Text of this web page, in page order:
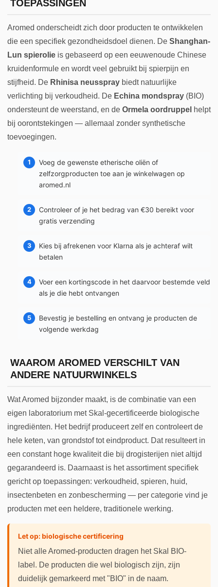
TOEPASSINGEN
Aromed onderscheidt zich door producten te ontwikkelen
die een specifiek gezondheidsdoel dienen. De Shanghan-
Lun spierolie is gebaseerd op een eeuwenoude Chinese
kruidenformule en wordt veel gebruikt bij spierpijn en
stijfheid. De Rhinisa neusspray biedt natuurlijke
verlichting bij verkoudheid. De Echina mondspray (BIO)
ondersteunt de weerstand, en de Ormela oordruppel helpt
bij oorontstekingen — allemaal zonder synthetische
toevoegingen.
Voeg de gewenste etherische oliën of
zelfzorgproducten toe aan je winkelwagen op
aromed.nl
Controleer of je het bedrag van €30 bereikt voor
gratis verzending
Kies bij afrekenen voor Klarna als je achteraf wilt
betalen
Voer een kortingscode in het daarvoor bestemde veld
als je die hebt ontvangen
Bevestig je bestelling en ontvang je producten de
volgende werkdag
WAAROM AROMED VERSCHILT VAN
ANDERE NATUURWINKELS
Wat Aromed bijzonder maakt, is de combinatie van een
eigen laboratorium met Skal-gecertificeerde biologische
ingrediënten. Het bedrijf produceert zelf en controleert de
hele keten, van grondstof tot eindproduct. Dat resulteert in
een constant hoge kwaliteit die bij drogisterijen niet altijd
gegarandeerd is. Daarnaast is het assortiment specifiek
gericht op toepassingen: verkoudheid, spieren, huid,
insectenbeten en zonbescherming — per categorie vind je
producten met een heldere, traditionele werking.
Let op: biologische certificering
Niet alle Aromed-producten dragen het Skal BIO-
label. De producten die wel biologisch zijn, zijn
duidelijk gemarkeerd met "BIO" in de naam.